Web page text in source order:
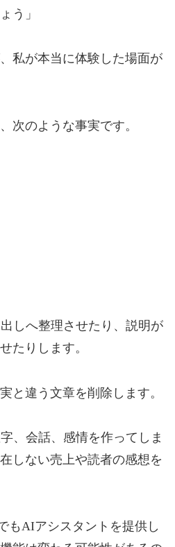
う」
私が本当に体験した場面が
次のような事実です。
しへ整理させたり、説明が
たりします。
と違う文章を削除します。
、会話、感情を作ってしま
しない売上や読者の感想を
もAIアシスタントを提供し